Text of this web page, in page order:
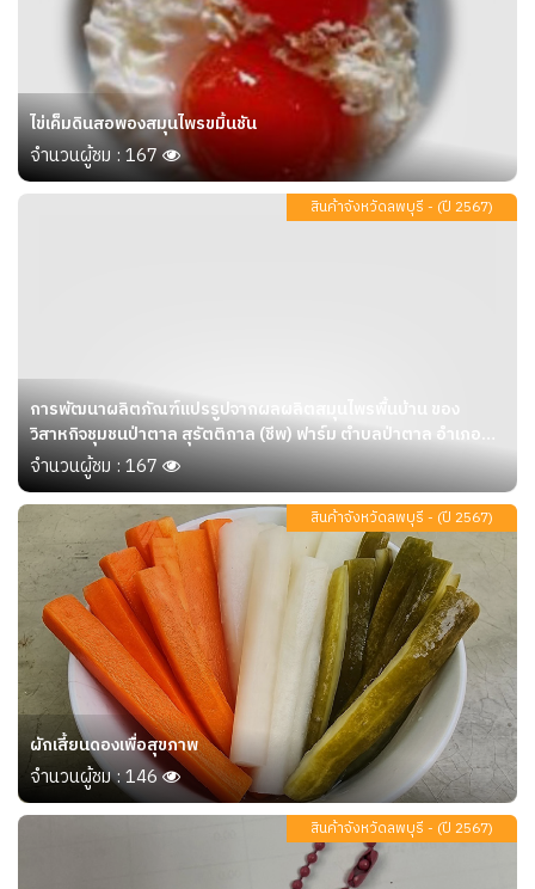
ไข่เค็มดินสอพองสมุนไพรขมิ้นชัน
จำนวนผู้ชม : 167
สินค้าจังหวัดลพบุรี - (ปี 2567)
การพัฒนาผลิตภัณฑ์แปรรูปจากผลผลิตสมุนไพรพื้นบ้าน ของ
วิสาหกิจชุมชนป่าตาล สุรัตติกาล (ชีพ) ฟาร์ม ตำบลป่าตาล อำเภอ
เมืองลพบุรี จังหวัดลพบุรี
จำนวนผู้ชม : 167
สินค้าจังหวัดลพบุรี - (ปี 2567)
ผักเสี้ยนดองเพื่อสุขภาพ
จำนวนผู้ชม : 146
สินค้าจังหวัดลพบุรี - (ปี 2567)